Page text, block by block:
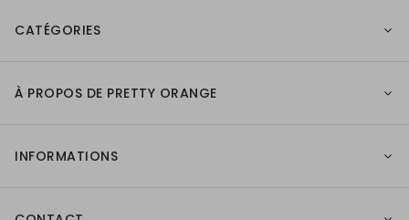
CATÉGORIES
À PROPOS DE PRETTY ORANGE
INFORMATIONS